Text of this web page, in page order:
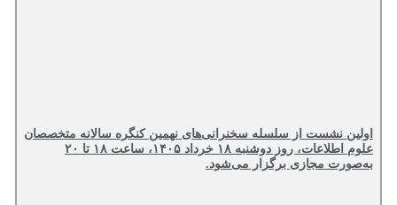
اولین نشست از سلسله سخنرانی‌های نهمین کنگره سالانه متخصصان
علوم اطلاعات، روز دوشنبه ۱۸ خرداد ۱۴۰۵، ساعت ۱۸ تا ۲۰
به‌صورت مجازی برگزار می‌شود.